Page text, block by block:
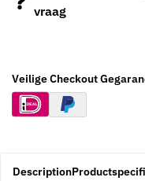
vraag
Veilige Checkout
Description